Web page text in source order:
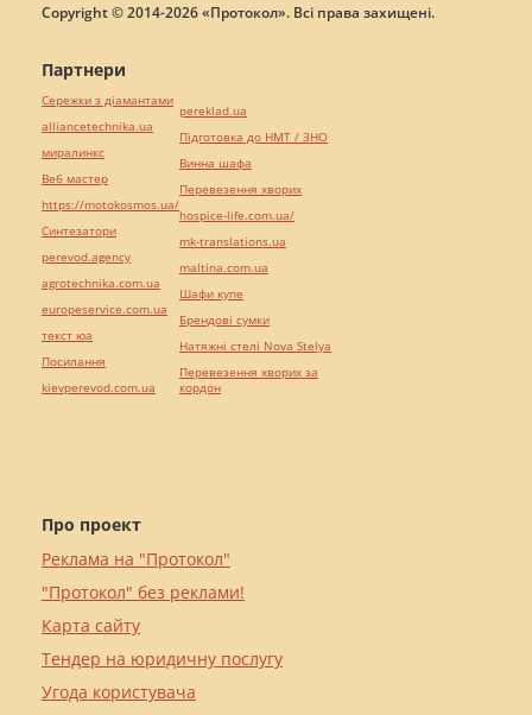
Copyright © 2014-2026 «Протокол». Всі права захищені.
Про проект
Реклама на "Протокол"
"Протокол" без реклами!
Карта сайту
Тендер на юридичну послугу
Угода користувача
Партнери
Сережки з діамантами
alliancetechnika.ua
миралинкс
Веб мастер
https://motokosmos.ua/
Синтезатори
perevod.agency
agrotechnika.com.ua
europeservice.com.ua
текст юа
Посилання
kievperevod.com.ua
pereklad.ua
Підготовка до НМТ / ЗНО
Винна шафа
Перевезення хворих
hospice-life.com.ua/
mk-translations.ua
maltina.com.ua
Шафи купе
Брендові сумки
Натяжні стелі Nova Stelya
Перевезення хворих за
кордон